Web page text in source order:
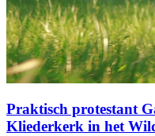
Praktisch protestant
Kliederkerk in het